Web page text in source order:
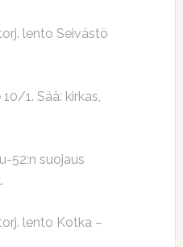
lento Seivästö
1. Sää: kirkas,
52:n suojaus
lento Kotka –